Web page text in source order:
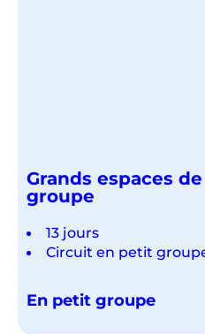
Grands espaces
groupe
13 jours
Circuit en petit
En petit groupe